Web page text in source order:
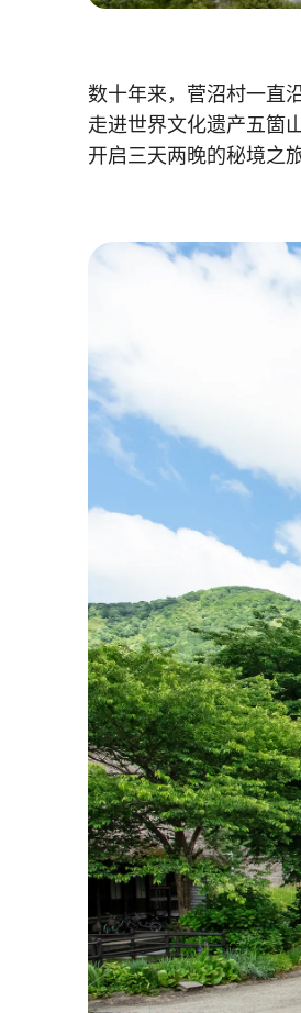
数十年来，菅沼村一直
走进世界文化遗产五箇
开启三天两晚的秘境之旅